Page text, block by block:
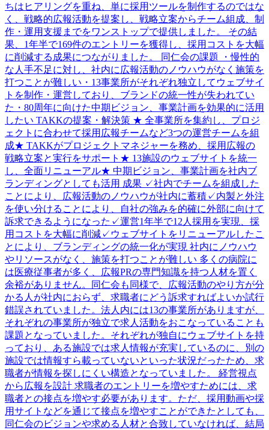
ちはヒアリングを重ね、単に採用ツールを制作するのではな
く、戦略的広報活動を提案し、戦略立案からチーム組成、制
作・運用支援までをワンストップで提供しました。 その結
果、1年半で169件のエントリーを獲得し、採用コストを大幅
に削減する成果につながりました。 同仁会の課題 ・慢性的
な人手不足に対し、社内に広報活動のノウハウがなく施策を
打つことが難しい・13事業所がそれぞれ独立してウェブサイ
トを制作・運営しており、ブランドの統一性が失われてい
た・80周年に向けた中期ビジョン、事業計画を効果的に活用
したい TAKKの提案・解決策 ★ 全事業所を集約し、プロジ
ェクトに合わせて採用広報チームなど3つの運営チームを組
成★ TAKKがプロジェクトマネジャーを務め、採用広報の
戦略立案と実行をサポート★ 13施設のウェブサイトを統一
し、全面リニューアル★ 中期ビジョン、事業計画を社内ブ
ランディングとしても活用 成果 ✓社内でチームを組成した
ことにより、広報活動のノウハウが社内に蓄積✓内製と外注
を使い分けることにより、自社の強みを的確に外部に向けて
訴求できるようになった✓運営1年半で12人採用を実現、採
用コストを大幅に削減✓ウェブサイトをリニューアルしたこ
とにより、ブランディングの統一化が実現 社内にノウハウ
やリソースがなく、施策を打つことが難しい 多くの病院に
は医療従事者が多く、広報PRの専門知識を持つ人材を置く
余裕がありません。同仁会も同様で、広報活動のやり方が分
かる人が社内におらず、求職者にどう訴求すればよいか試行
錯誤されていました。法人内には13の事業所がありますが、
それぞれの事業所が独立で求人活動をおこなっていることも
課題となっていました。それぞれが独自にウェブサイトを持
っており、ある施設では求人情報が充実しているのに、別の
施設では情報すら載っていないといった状況だったため、求
職者が情報を探しにくい構造となっていました。 経営視点
から広報を設計 求職者のエントリーを増やすためには、求
職者との接点を増やす必要があります。ただ、採用動画や採
用サイトなどを通じて接点を増やすことができたとしても、
同仁会のビジョンや求める人材と合致していなければ、結局